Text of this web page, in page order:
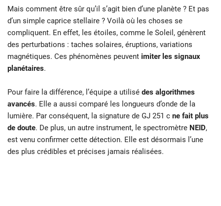
Mais comment être sûr qu’il s’agit bien d’une planète ? Et pas
d’un simple caprice stellaire ? Voilà où les choses se
compliquent. En effet, les étoiles, comme le Soleil, génèrent
des perturbations : taches solaires, éruptions, variations
magnétiques. Ces phénomènes peuvent imiter les signaux
planétaires.
Pour faire la différence, l’équipe a utilisé des algorithmes
avancés. Elle a aussi comparé les longueurs d’onde de la
lumière. Par conséquent, la signature de GJ 251 c ne fait plus
de doute. De plus, un autre instrument, le spectromètre NEID,
est venu confirmer cette détection. Elle est désormais l’une
des plus crédibles et précises jamais réalisées.